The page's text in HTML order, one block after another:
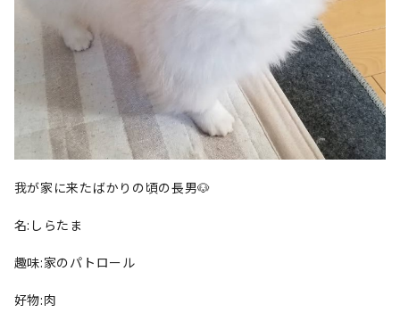
我が家に来たばかりの頃の長男🐶
名:しらたま
趣味:家のパトロール
好物:肉